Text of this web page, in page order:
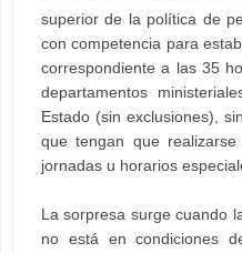
superior de la política de
con competencia para
correspondiente a las 35
departamentos
Estado (sin exclusiones),
que tengan que
jornadas u horarios
La sorpresa surge cuando
no está en condiciones